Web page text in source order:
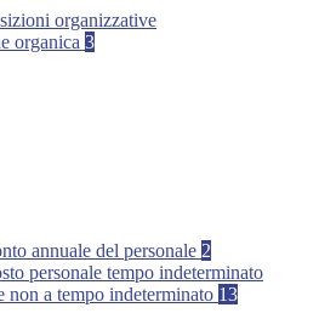
organizzative
organica 3
annuale del personale 2
personale tempo indeterminato
non a tempo indeterminato 13